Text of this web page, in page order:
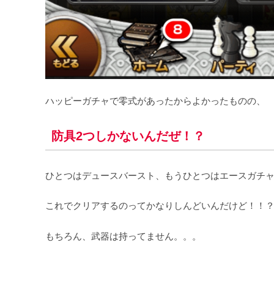
ハッピーガチャで零式があったからよかったものの、
防具2つしかないんだぜ！？
ひとつはデュースバースト、もうひとつはエースガチ
これでクリアするのってかなりしんどいんだけど！！
もちろん、武器は持ってません。。。